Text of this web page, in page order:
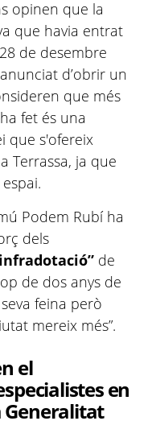
opinen que la
que havia entrat
de desembre
d’obrir un
que més
fet és una
que s'ofereix
Terrassa, ja que
Podem Rubí ha
dels
de
de dos anys de
feina però
mereix més”.
el
en
Generalitat